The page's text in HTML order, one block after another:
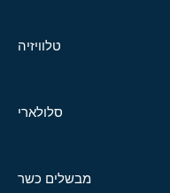
טלוויזיה
סלולארי
מבשלים כשר